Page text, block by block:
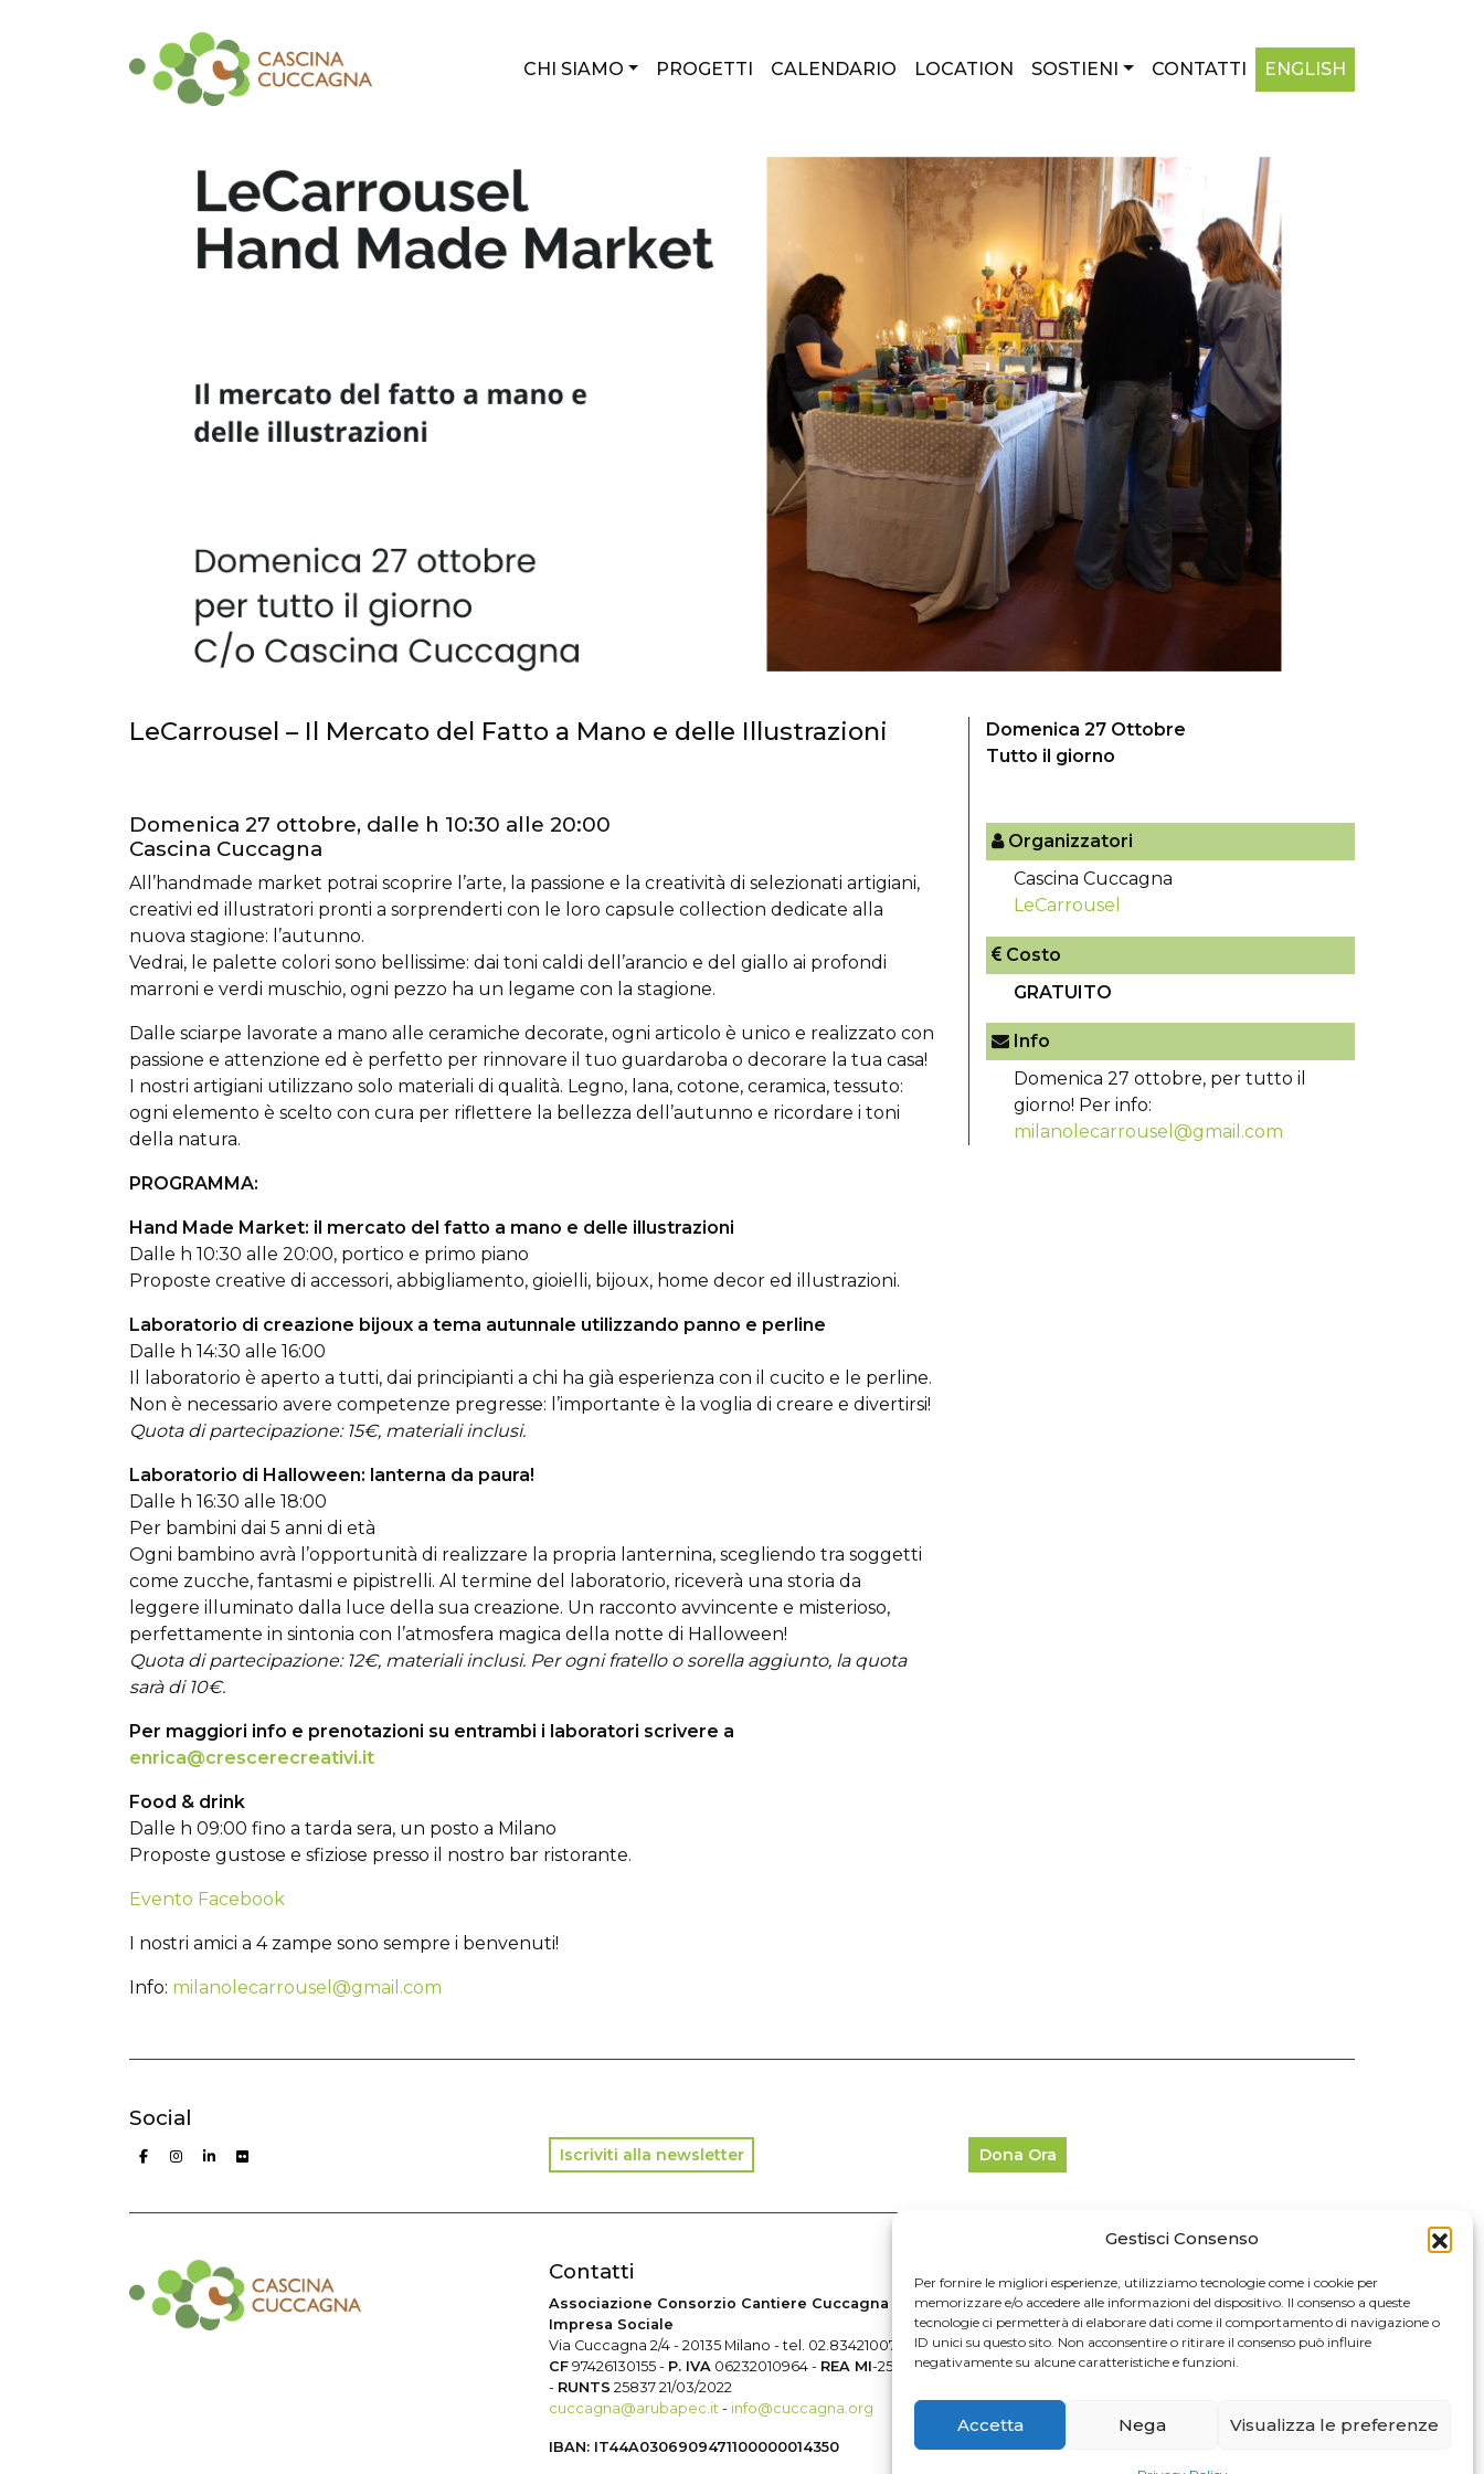
Gestisci Consenso
Per fornire le migliori esperienze, utilizziamo tecnologie come i cookie per
memorizzare e/o accedere alle informazioni del dispositivo. Il consenso a queste
tecnologie ci permetterà di elaborare dati come il comportamento di navigazione o
ID unici su questo sito. Non acconsentire o ritirare il consenso può influire
negativamente su alcune caratteristiche e funzioni.
Accetta Nega Visualizza le preferenze
CHI SIAMO PROGETTI CALENDARIO LOCATION SOSTIENI CONTATTI ENGLISH
LeCarrousel – Il Mercato del Fatto a Mano e delle Illustrazioni
Domenica 27 ottobre, dalle h 10:30 alle 20:00
Cascina Cuccagna
All’handmade market potrai scoprire l’arte, la passione e la creatività di selezionati artigiani,
creativi ed illustratori pronti a sorprenderti con le loro capsule collection dedicate alla
nuova stagione: l’autunno.
Vedrai, le palette colori sono bellissime: dai toni caldi dell’arancio e del giallo ai profondi
marroni e verdi muschio, ogni pezzo ha un legame con la stagione.
Dalle sciarpe lavorate a mano alle ceramiche decorate, ogni articolo è unico e realizzato con
passione e attenzione ed è perfetto per rinnovare il tuo guardaroba o decorare la tua casa!
I nostri artigiani utilizzano solo materiali di qualità. Legno, lana, cotone, ceramica, tessuto:
ogni elemento è scelto con cura per riflettere la bellezza dell’autunno e ricordare i toni
della natura.
PROGRAMMA:
Hand Made Market: il mercato del fatto a mano e delle illustrazioni
Dalle h 10:30 alle 20:00, portico e primo piano
Proposte creative di accessori, abbigliamento, gioielli, bijoux, home decor ed illustrazioni.
Laboratorio di creazione bijoux a tema autunnale utilizzando panno e perline
Dalle h 14:30 alle 16:00
Il laboratorio è aperto a tutti, dai principianti a chi ha già esperienza con il cucito e le perline.
Non è necessario avere competenze pregresse: l’importante è la voglia di creare e divertirsi!
Quota di partecipazione: 15€, materiali inclusi.
Laboratorio di Halloween: lanterna da paura!
Dalle h 16:30 alle 18:00
Per bambini dai 5 anni di età
Ogni bambino avrà l’opportunità di realizzare la propria lanternina, scegliendo tra soggetti
come zucche, fantasmi e pipistrelli. Al termine del laboratorio, riceverà una storia da
leggere illuminato dalla luce della sua creazione. Un racconto avvincente e misterioso,
perfettamente in sintonia con l’atmosfera magica della notte di Halloween!
Quota di partecipazione: 12€, materiali inclusi. Per ogni fratello o sorella aggiunto, la quota
sarà di 10€.
Per maggiori info e prenotazioni su entrambi i laboratori scrivere a
enrica@crescerecreativi.it
Food & drink
Dalle h 09:00 fino a tarda sera, un posto a Milano
Proposte gustose e sfiziose presso il nostro bar ristorante.
Evento Facebook
I nostri amici a 4 zampe sono sempre i benvenuti!
Info: milanolecarrousel@gmail.com
Domenica 27 Ottobre
Tutto il giorno
Organizzatori
Cascina Cuccagna
LeCarrousel
Costo
GRATUITO
Info
Domenica 27 ottobre, per tutto il
giorno! Per info:
milanolecarrousel@gmail.com
Social
Iscriviti alla newsletter Dona Ora
Contatti
Associazione Consorzio Cantiere Cuccagna
Impresa Sociale
Via Cuccagna 2/4 - 20135 Milano - tel. 02.83421007
CF 97426130155 - P. IVA 06232010964 - REA MI-2522352
- RUNTS 25837 21/03/2022
cuccagna@arubapec.it - info@cuccagna.org
IBAN: IT44A0306909471100000014350
© 2024 Cascina Cuccagna. Tutti i diritti riservati.
Privacy Policy
Credits